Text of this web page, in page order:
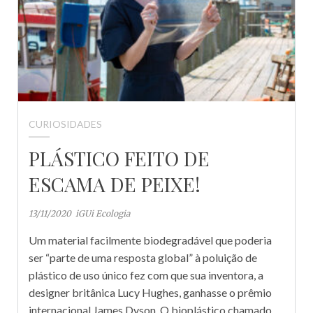
CURIOSIDADES
PLÁSTICO FEITO DE
ESCAMA DE PEIXE!
13/11/2020 iGUi Ecologia
Um material facilmente biodegradável que poderia
ser “parte de uma resposta global” à poluição de
plástico de uso único fez com que sua inventora, a
designer britânica Lucy Hughes, ganhasse o prêmio
internacional James Dyson. O bioplástico chamado